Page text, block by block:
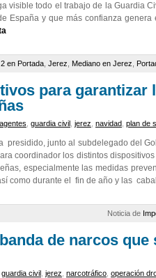
visible todo el trabajo de la Guardia
España y que más confianza
en Portada Jerez Mediano en Jerez
para garantizar
agentes guardia civil jerez navidad plan de
presidido, junto al subdelegado del
coordinador los distintos
especialmente las medidas
como durante el fin de año y las
Noticia de
de narcos
guardia civil jerez narcotráfico operación